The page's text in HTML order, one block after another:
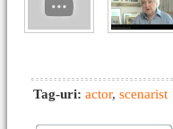
Tag-uri: actor, scenarist